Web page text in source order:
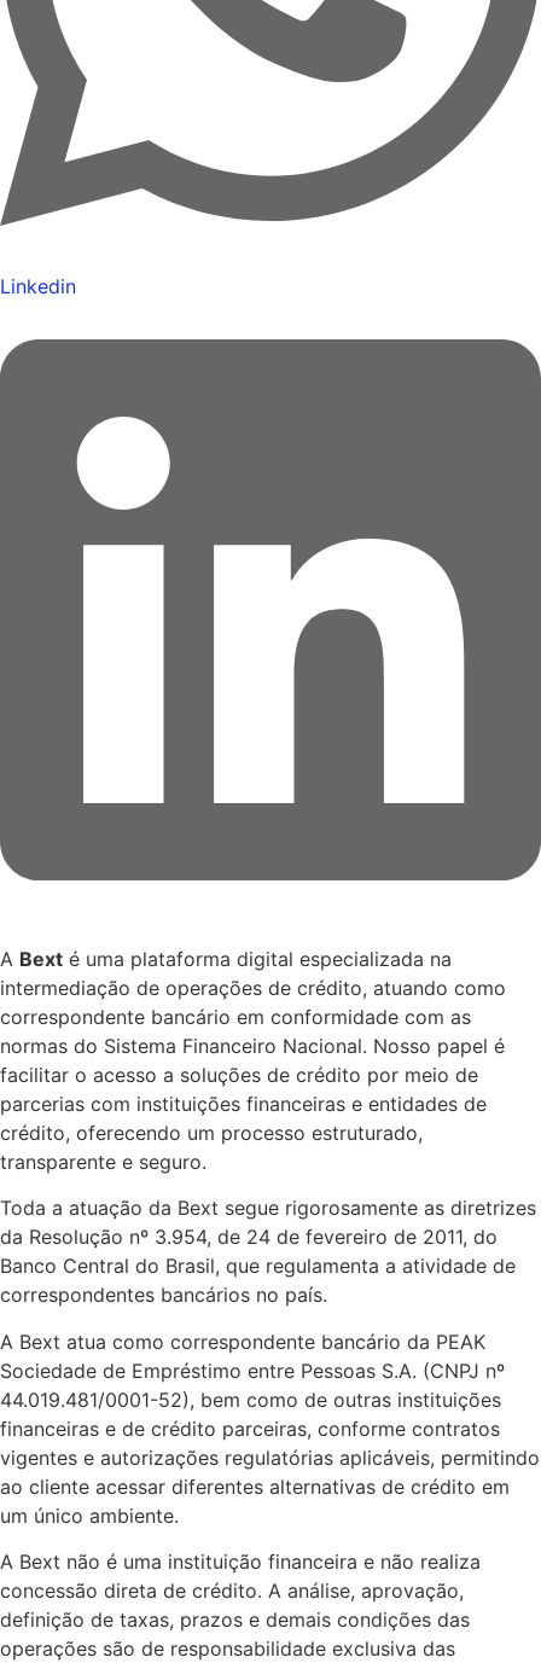
Linkedin
A Bext é uma plataforma digital especializada na
intermediação de operações de crédito, atuando como
correspondente bancário em conformidade com as
normas do Sistema Financeiro Nacional. Nosso papel é
facilitar o acesso a soluções de crédito por meio de
parcerias com instituições financeiras e entidades de
crédito, oferecendo um processo estruturado,
transparente e seguro.
Toda a atuação da Bext segue rigorosamente as diretrizes
da Resolução nº 3.954, de 24 de fevereiro de 2011, do
Banco Central do Brasil, que regulamenta a atividade de
correspondentes bancários no país.
A Bext atua como correspondente bancário da PEAK
Sociedade de Empréstimo entre Pessoas S.A. (CNPJ nº
44.019.481/0001-52), bem como de outras instituições
financeiras e de crédito parceiras, conforme contratos
vigentes e autorizações regulatórias aplicáveis, permitindo
ao cliente acessar diferentes alternativas de crédito em
um único ambiente.
A Bext não é uma instituição financeira e não realiza
concessão direta de crédito. A análise, aprovação,
definição de taxas, prazos e demais condições das
operações são de responsabilidade exclusiva das